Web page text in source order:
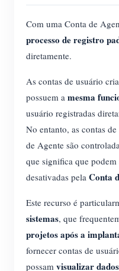
Com uma Conta de
processo de registro
diretamente.
As contas de usuário
possuem a mesma
usuário registradas
No entanto, as contas
de Agente são
que significa que podem
desativadas pela Conta
Este recurso é
sistemas, que
projetos após a
fornecer contas de
possam visualizar